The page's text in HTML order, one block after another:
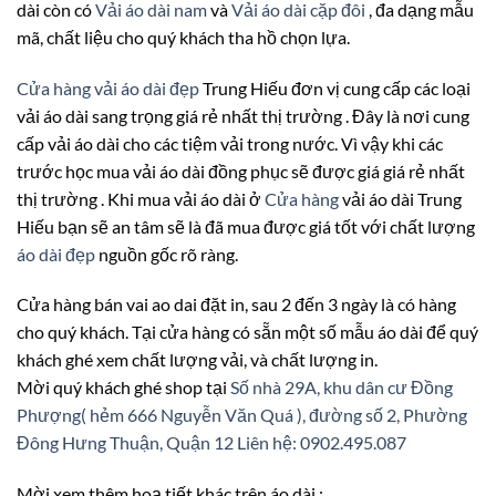
dài còn cóVải áo dài namvàVải áo dài cặp đôi , đa dạng mẫu
mã, chất liệu cho quý khách tha hồ chọn lựa.
Cửa hàng vải áo dài đẹpTrung Hiếu đơn vị cung cấp các loại
vải áo dài sang trọng giá rẻ nhất thị trường . Đây là nơi cung
cấp vải áo dài cho các tiệm vải trong nước. Vì vậy khi các
trước học mua vải áo dài đồng phục sẽ được giá giá rẻ nhất
thị trường . Khi mua vải áo dài ở Cửa hàngvải áo dài Trung
Hiếu bạn sẽ an tâm sẽ là đã mua được giá tốt với chất lượng
áo dài đẹp nguồn gốc rõ ràng.
Cửa hàng bán vai ao dai đặt in, sau 2 đến 3 ngày là có hàng
cho quý khách. Tại cửa hàng có sẵn một số mẫu áo dài để quý
khách ghé xem chất lượng vải, và chất lượng in.
Mời quý khách ghé shop tại Số nhà 29A, khu dân cư Đồng
Phượng( hẻm 666 Nguyễn Văn Quá ), đường số 2, Phường
Đông Hưng Thuận, Quận 12 Liên hệ: 0902.495.087